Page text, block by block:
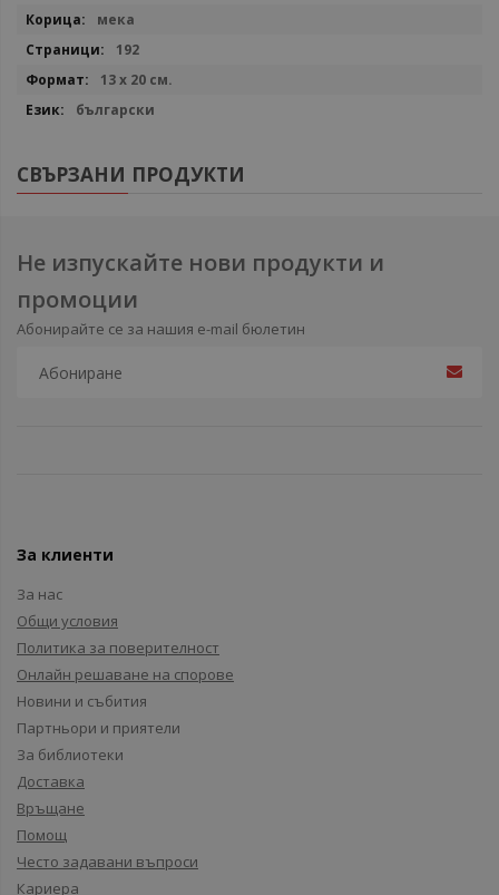
мека
192
13 х 20 см.
български
СВЪРЗАНИ ПРОДУКТИ
Не изпускайте нови продукти и
промоции
Абонирайте се за нашия e-mail бюлетин
За клиенти
За нас
Общи условия
Политика за поверителност
Онлайн решаване на спорове
Новини и събития
Партньори и приятели
За библиотеки
Доставка
Връщане
Помощ
Често задавани въпроси
Кариера